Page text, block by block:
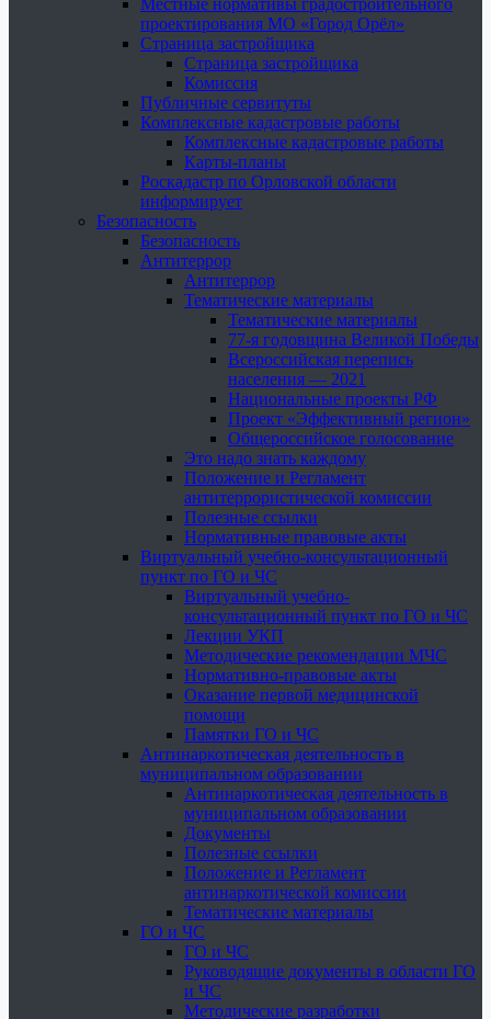
Местные нормативы градостроительного
проектирования МО «Город Орёл»
Страница застройщика
Страница застройщика
Комиссия
Публичные сервитуты
Комплексные кадастровые работы
Комплексные кадастровые работы
Карты-планы
Роскадастр по Орловской области
информирует
Безопасность
Безопасность
Антитеррор
Антитеррор
Тематические материалы
Тематические материалы
77-я годовщина Великой Победы
Всероссийская перепись
населения — 2021
Национальные проекты РФ
Проект «Эффективный регион»
Общероссийское голосование
Это надо знать каждому
Положение и Регламент
антитеррористической комиссии
Полезные ссылки
Нормативные правовые акты
Виртуальный учебно-консультационный
пункт по ГО и ЧС
Виртуальный учебно-
консультационный пункт по ГО и ЧС
Лекции УКП
Методические рекомендации МЧС
Нормативно-правовые акты
Оказание первой медицинской
помощи
Памятки ГО и ЧС
Антинаркотическая деятельность в
муниципальном образовании
Антинаркотическая деятельность в
муниципальном образовании
Документы
Полезные ссылки
Положение и Регламент
антинаркотической комиссии
Тематические материалы
ГО и ЧС
ГО и ЧС
Руководящие документы в области ГО
и ЧС
Методические разработки